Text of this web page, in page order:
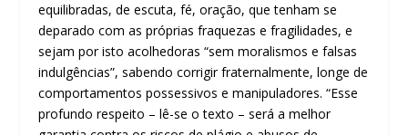
equilibradas, de escuta, fé, oração, que tenham se
deparado com as próprias fraquezas e fragilidades, e
sejam por isto acolhedoras “sem moralismos e falsas
indulgências”, sabendo corrigir fraternalmente, longe de
comportamentos possessivos e manipuladores. “Esse
profundo respeito – lê-se o texto – será a melhor